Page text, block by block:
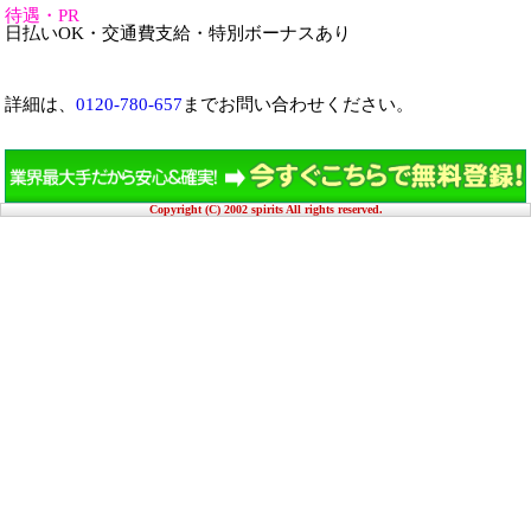
待遇・PR
日払いOK・交通費支給・特別ボーナスあり
詳細は、0120-780-657 までお問い合わせください。
Copyright (C) 2002 spirits All rights reserved.